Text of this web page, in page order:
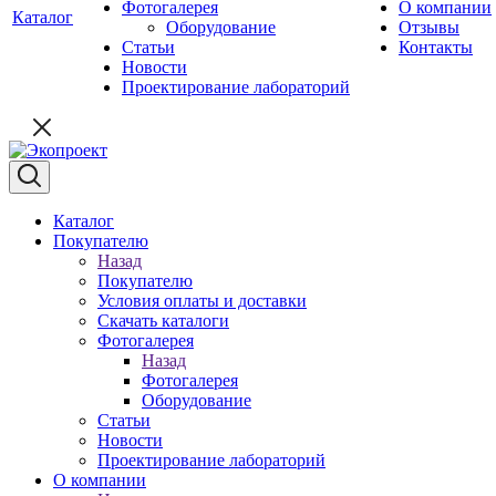
Каталог
Фотогалерея
Оборудование
Статьи
Новости
Проектирование лабораторий
О компании
Отзывы
Контакты
Каталог
Покупателю
Назад
Покупателю
Условия оплаты и доставки
Скачать каталоги
Фотогалерея
Назад
Фотогалерея
Оборудование
Статьи
Новости
Проектирование лабораторий
О компании